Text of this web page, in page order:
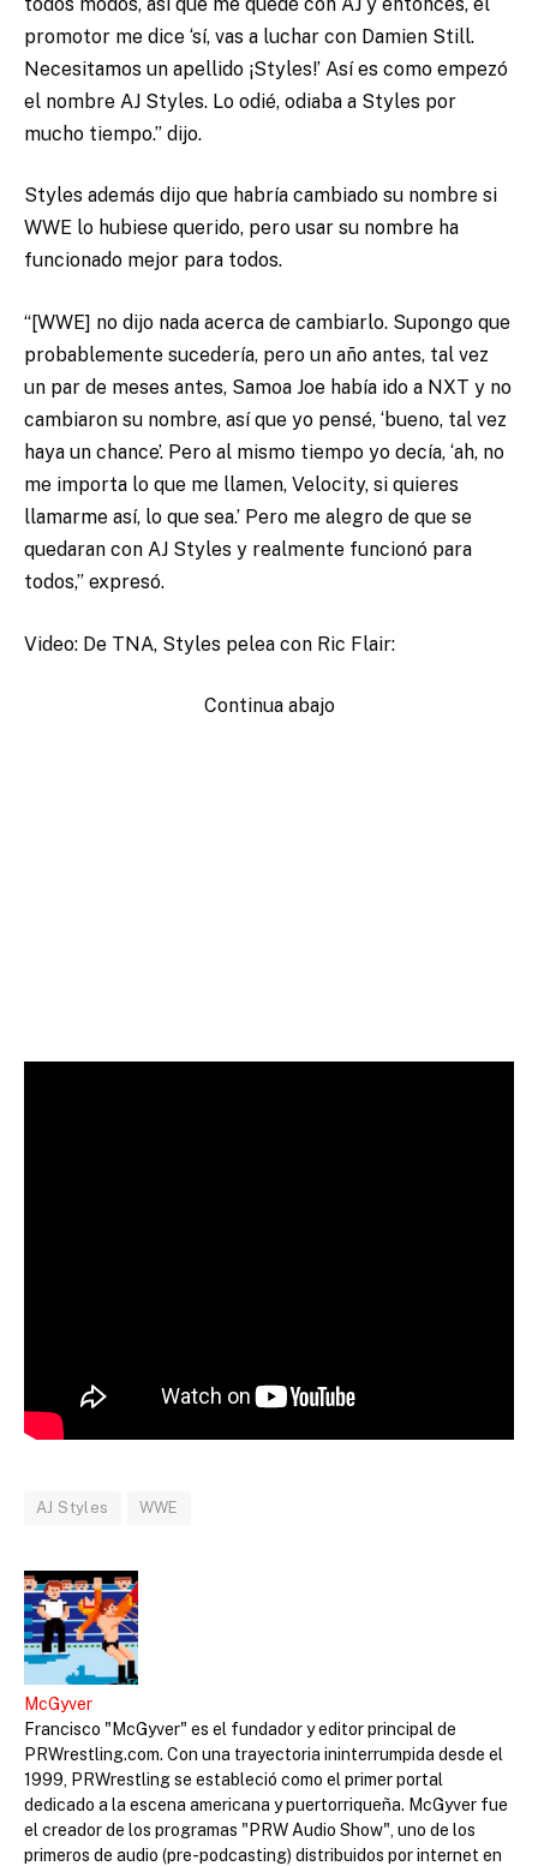
promotor me dice ‘sí, vas a luchar con Damien Still.
Necesitamos un apellido ¡Styles!’ Así es como empezó
el nombre AJ Styles. Lo odié, odiaba a Styles por
mucho tiempo.” dijo.
Styles además dijo que habría cambiado su nombre si
WWE lo hubiese querido, pero usar su nombre ha
funcionado mejor para todos.
“[WWE] no dijo nada acerca de cambiarlo. Supongo que
probablemente sucedería, pero un año antes, tal vez
un par de meses antes, Samoa Joe había ido a NXT y no
cambiaron su nombre, así que yo pensé, ‘bueno, tal vez
haya un chance’. Pero al mismo tiempo yo decía, ‘ah, no
me importa lo que me llamen, Velocity, si quieres
llamarme así, lo que sea.’ Pero me alegro de que se
quedaran con AJ Styles y realmente funcionó para
todos,” expresó.
Video: De TNA, Styles pelea con Ric Flair:
Continua abajo
AJ Styles WWE
McGyver
Francisco "McGyver" es el fundador y editor principal de
PRWrestling.com. Con una trayectoria ininterrumpida desde el
1999, PRWrestling se estableció como el primer portal
dedicado a la escena americana y puertorriqueña. McGyver fue
el creador de los programas "PRW Audio Show", uno de los
primeros de audio (pre-podcasting) distribuidos por internet en